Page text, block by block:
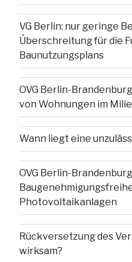
VG Berlin: nur geringe
Überschreitung für die
Baunutzungsplans
OVG Berlin-
von Wohnungen im
Wann liegt eine
OVG Berlin-
Photovoltaikanlagen
Rückversetzung des
wirksam?